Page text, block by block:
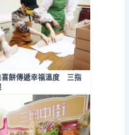
喜餅傳遞幸福溫度 三指